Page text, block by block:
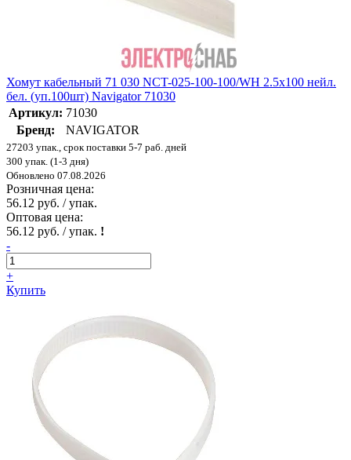
Хомут кабельный 71 030 NCT-025-100-100/WH 2.5х100 нейл.
бел. (уп.100шт) Navigator 71030
Артикул: 71030
Бренд:
NAVIGATOR
27203 упак., срок поставки 5-7 раб. дней
300 упак. (1-3 дня)
Обновлено 07.08.2026
Розничная цена:
56.12 руб. / упак.
Оптовая цена:
56.12 руб. / упак. !
-
+
Купить